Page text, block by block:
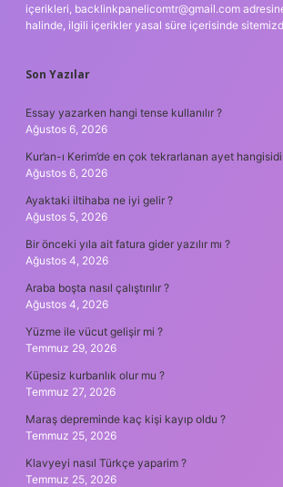
içerikleri, backlinkpanelicomtr@gmail.com
halinde, ilgili içerikler yasal süre içerisinde
Son Yazılar
Essay yazarken hangi tense kullanılır ?
Ağustos 6, 2026
Kur’an-ı Kerim’de en çok tekrarlanan ayet
Ağustos 6, 2026
Ayaktaki iltihaba ne iyi gelir ?
Ağustos 5, 2026
Bir önceki yıla ait fatura gider yazılır mı ?
Ağustos 4, 2026
Araba boşta nasıl çalıştırılır ?
Ağustos 4, 2026
Yüzme ile vücut gelişir mi ?
Temmuz 29, 2026
Küpesiz kurbanlık olur mu ?
Temmuz 27, 2026
Maraş depreminde kaç kişi kayıp oldu ?
Temmuz 25, 2026
Klavyeyi nasıl Türkçe yaparim ?
Temmuz 25, 2026